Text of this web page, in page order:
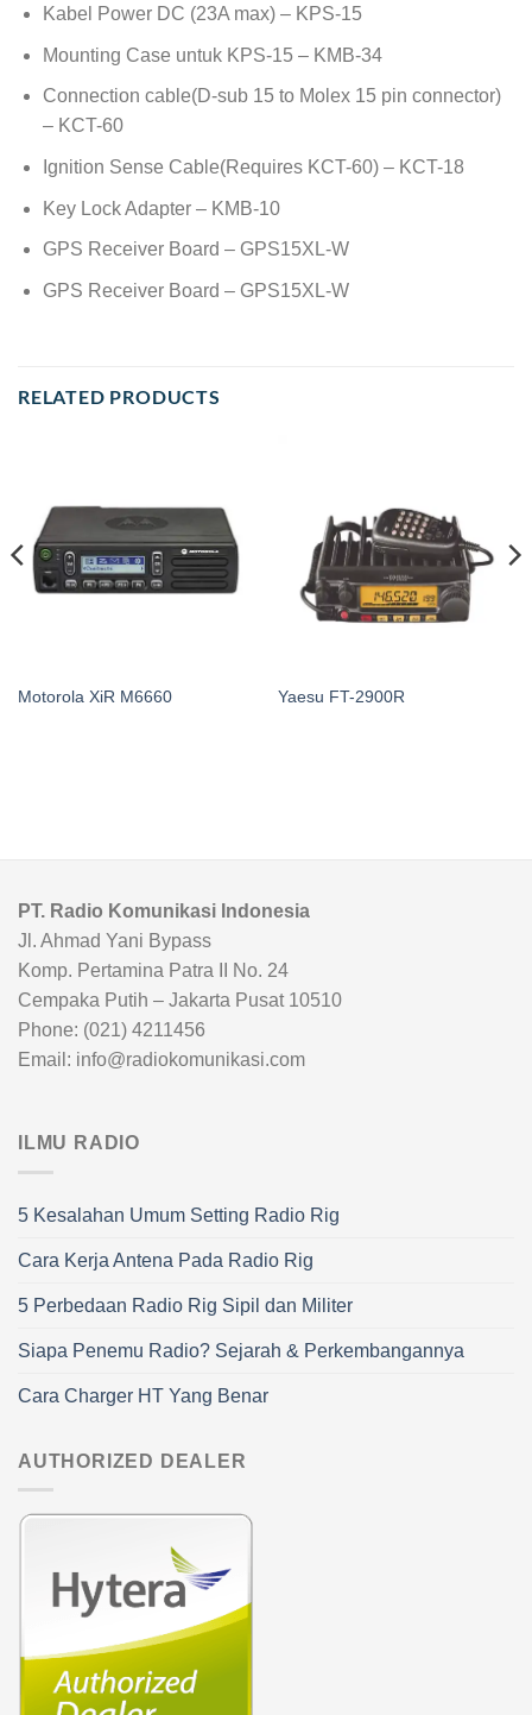
Kabel Power DC (23A max) – KPS-15
Mounting Case untuk KPS-15 – KMB-34
Connection cable(D-sub 15 to Molex 15 pin connector)
– KCT-60
Ignition Sense Cable(Requires KCT-60) – KCT-18
Key Lock Adapter – KMB-10
GPS Receiver Board – GPS15XL-W
GPS Receiver Board – GPS15XL-W
RELATED PRODUCTS
Motorola XiR M6660 Yaesu FT-2900R
PT. Radio Komunikasi Indonesia
Jl. Ahmad Yani Bypass
Komp. Pertamina Patra II No. 24
Cempaka Putih – Jakarta Pusat 10510
Phone: (021) 4211456
Email: info@radiokomunikasi.com
ILMU RADIO
5 Kesalahan Umum Setting Radio Rig
Cara Kerja Antena Pada Radio Rig
5 Perbedaan Radio Rig Sipil dan Militer
Siapa Penemu Radio? Sejarah & Perkembangannya
Cara Charger HT Yang Benar
AUTHORIZED DEALER